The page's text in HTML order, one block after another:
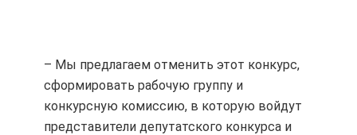
– Мы предлагаем отменить этот конкурс,
сформировать рабочую группу и
конкурсную комиссию, в которую войдут
представители депутатского конкурса и